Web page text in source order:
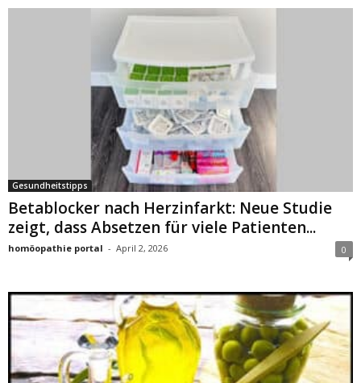
Gesundheitstipps
Betablocker nach Herzinfarkt: Neue Studie
zeigt, dass Absetzen für viele Patienten...
homöopathie portal - April 2, 2026 0